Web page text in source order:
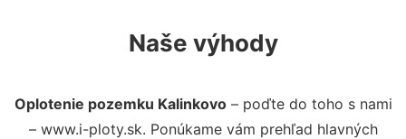
Naše výhody
Oplotenie pozemku Kalinkovo– poďte do toho s nami
– www.i-ploty.sk. Ponúkame vám prehľad hlavných